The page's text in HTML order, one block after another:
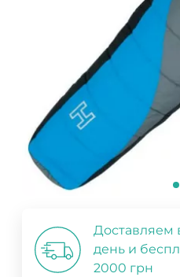
Доставляем
день и
2000 грн